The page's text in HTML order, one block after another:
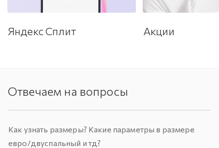
Яндекс Сплит Акции
Отвечаем на вопросы
Как узнать размеры? Какие параметры в размере
евро/двуспальный и тд?